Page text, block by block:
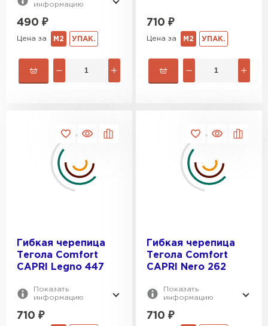
информацию
490 ₽
Цена за М2 УПАК.
710 ₽
Цена за М2 УПАК.
Гибкая черепица
Тегола Comfort
CAPRI Legno 447
Показать
информацию
710 ₽
Гибкая черепица
Тегола Comfort
CAPRI Nero 262
Показать
информацию
710 ₽
ПЕРЕЙТИ